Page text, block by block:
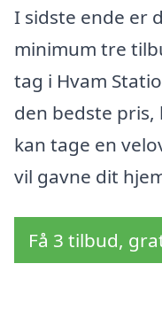
I sidste ende er
minimum tre
tag i Hvam
den bedste pris,
kan tage en
vil gavne dit
Få 3 tilbud,